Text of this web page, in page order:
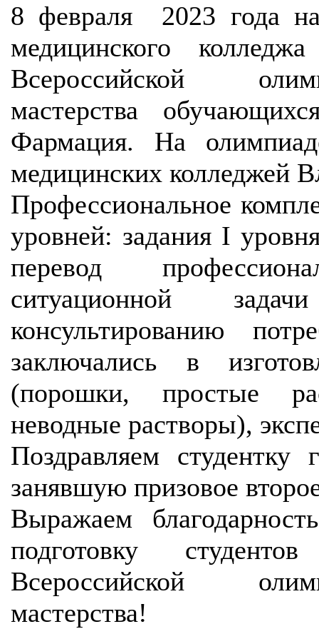
8 февраля 2023 года на
медицинского
Всероссийской
мастерства
Фармация. На
медицинских колледжей
Профессиональное
уровней: задания I
перевод
ситуационной
консультированию
заключались в
(порошки, простые
неводные растворы),
Поздравляем
занявшую призовое
Выражаем
подготовку
Всероссийской
мастерства!